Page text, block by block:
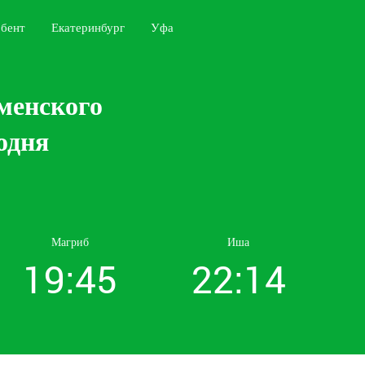
Екатеринбург Уфа
Магриб
19:45
Иша
22:14